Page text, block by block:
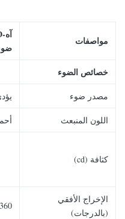
مواصفات
آه-
خصائص الضوء
مصدر ضوء
اللون المنبعث
كثافة (cd)
الإخراج الأفقي
(بالدرجات)
360